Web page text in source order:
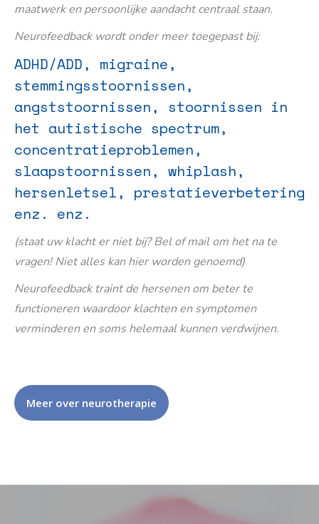
maatwerk en persoonlijke aandacht centraal staan.
Neurofeedback wordt onder meer toegepast bij:
ADHD/ADD, migraine,
stemmingsstoornissen,
angststoornissen, stoornissen in
het autistische spectrum,
concentratieproblemen,
slaapstoornissen, whiplash,
hersenletsel, prestatieverbetering
enz. enz.
(staat uw klacht er niet bij? Bel of mail om het na te
vragen! Niet alles kan hier worden genoemd)
Neurofeedback traint de hersenen om beter te
functioneren waardoor klachten en symptomen
verminderen en soms helemaal kunnen verdwijnen.
Meer over neurotherapie